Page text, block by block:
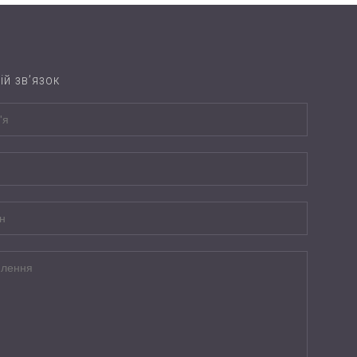
зв’язок